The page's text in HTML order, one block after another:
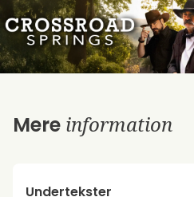
Mere information
Undertekster